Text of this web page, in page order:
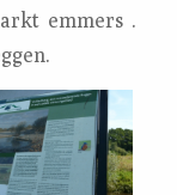
emmers .